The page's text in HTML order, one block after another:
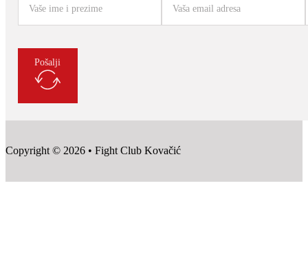
Pošalji
Copyright © 2026 • Fight Club Kovačić